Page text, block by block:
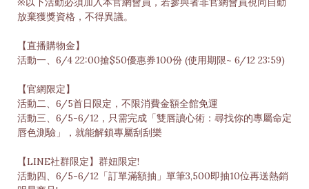
放棄獲獎資格，不得異議。
【直播購物金】
活動一、6/4 22:00搶$50優惠券100份 (使用期限~ 6/12 23:59)
【官網限定】
活動二、6/5首日限定，不限消費金額全館免運
活動三、6/5-6/12，只需完成「雙唇讀心術：尋找你的專屬命定
唇色測驗」，就能解鎖專屬刮刮樂
【LINE社群限定】群妞限定!
活動四、6/5-6/12「訂單滿額抽」單筆3,500即抽10位再送熱銷